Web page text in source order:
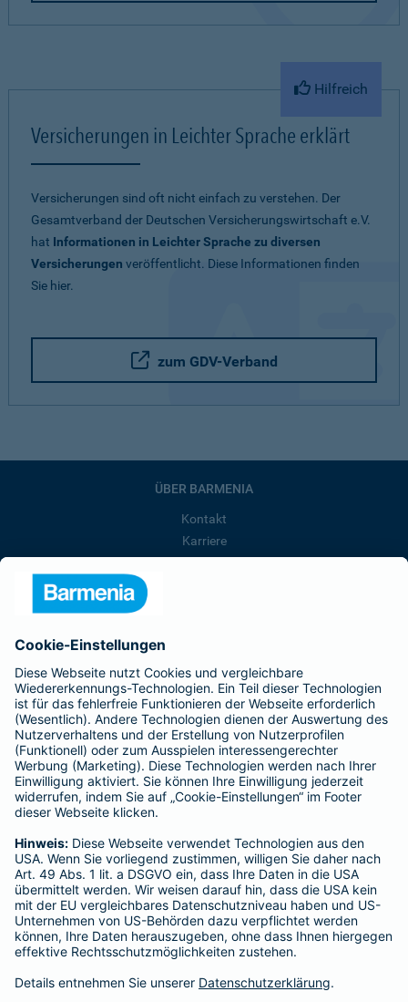
Hilfreich
Versicherungen in Leichter Sprache erklärt
Versicherungen sind oft nicht einfach zu verstehen. Der
Gesamtverband der Deutschen Versicherungswirtschaft e.V.
hat Informationen in Leichter Sprache zu diversen
Versicherungen veröffentlicht. Diese Informationen finden
Sie hier.
zum GDV-Verband
ÜBER BARMENIA
Kontakt
Karriere
Barmenia ist Teil der BarmeniaGothaer
BELIEBTE SEITEN
Kranken-Zusatzversicherung
Tierversicherungen
Haftpflichtversicherung
Hausratversicherung
Adresse ändern
Schaden melden
Kilometerstandsmeldung
Serviceübersicht